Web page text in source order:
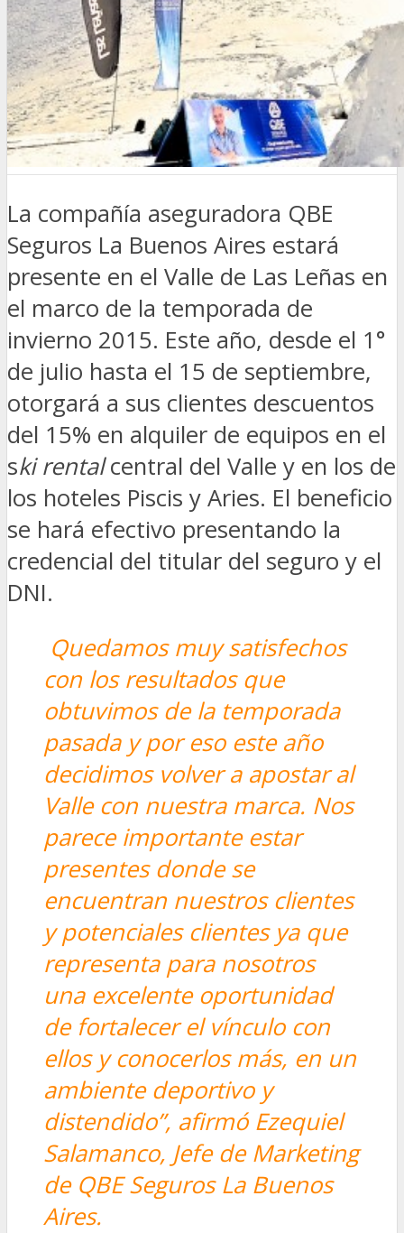
La compañía aseguradora QBE
Seguros La Buenos Aires estará
presente en el Valle de Las Leñas en
el marco de la temporada de
invierno 2015. Este año, desde el 1°
de julio hasta el 15 de septiembre,
otorgará a sus clientes descuentos
del 15% en alquiler de equipos en el
ski rentalcentral del Valle y en los de
los hoteles Piscis y Aries. El beneficio
se hará efectivo presentando la
credencial del titular del seguro y el
DNI.
Quedamos muy satisfechos
con los resultados que
obtuvimos de la temporada
pasada y por eso este año
decidimos volver a apostar al
Valle con nuestra marca. Nos
parece importante estar
presentes donde se
encuentran nuestros clientes
y potenciales clientes ya que
representa para nosotros
una excelente oportunidad
de fortalecer el vínculo con
ellos y conocerlos más, en un
ambiente deportivo y
distendido”, afirmó Ezequiel
Salamanco, Jefe de Marketing
de QBE Seguros La Buenos
Aires.